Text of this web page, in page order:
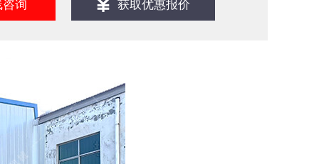
询 获取优惠报价